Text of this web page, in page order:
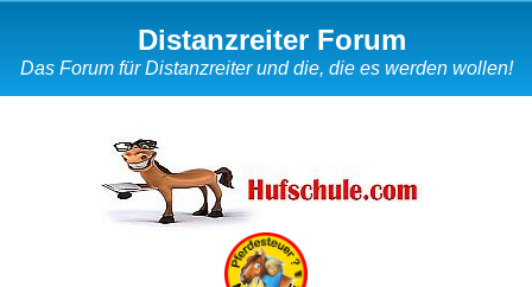
Distanzreiter Forum
Das Forum für Distanzreiter und die, die es werden wollen!